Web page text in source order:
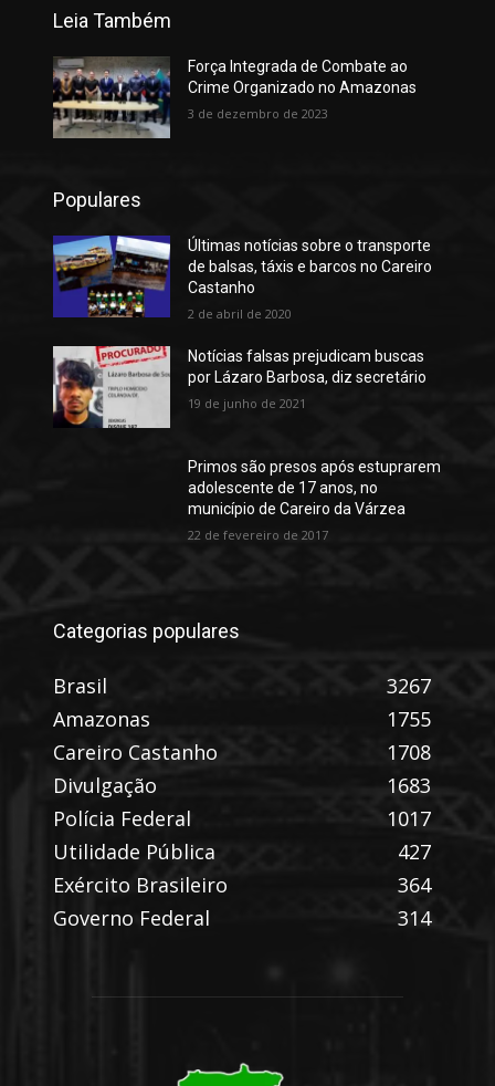
Leia Também
Força Integrada de Combate ao
Crime Organizado no Amazonas
3 de dezembro de 2023
Populares
Últimas notícias sobre o transporte
de balsas, táxis e barcos no Careiro
Castanho
2 de abril de 2020
Notícias falsas prejudicam buscas
por Lázaro Barbosa, diz secretário
19 de junho de 2021
Primos são presos após estuprarem
adolescente de 17 anos, no
município de Careiro da Várzea
22 de fevereiro de 2017
Categorias populares
Brasil
3267
Amazonas
1755
Careiro Castanho
1708
Divulgação
1683
Polícia Federal
1017
Utilidade Pública
427
Exército Brasileiro
364
Governo Federal
314